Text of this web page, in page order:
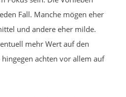
Fall. Manche mögen eher
und andere eher milde.
mehr Wert auf den
achten vor allem auf